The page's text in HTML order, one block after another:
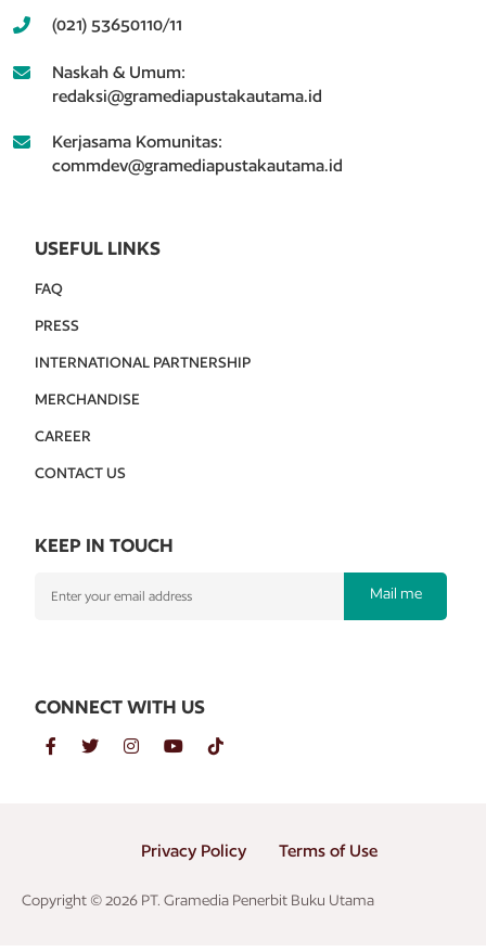
(021) 53650110/11
Naskah & Umum:
redaksi@gramediapustakautama.id
Kerjasama Komunitas:
commdev@gramediapustakautama.id
USEFUL LINKS
FAQ
PRESS
INTERNATIONAL PARTNERSHIP
MERCHANDISE
CAREER
CONTACT US
KEEP IN TOUCH
Mail me
CONNECT WITH US
Copyright © 2026 PT. Gramedia Penerbit Buku Utama
Privacy Policy Terms of Use